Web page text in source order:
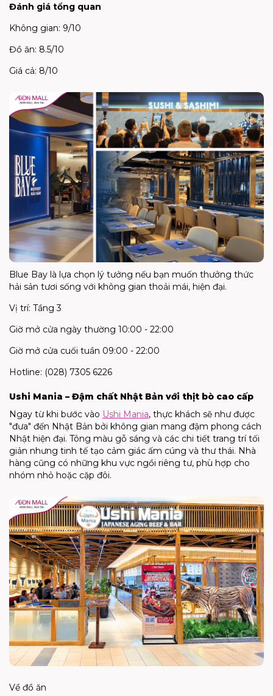
Đánh giá tổng quan
Không gian: 9/10
Đồ ăn: 8.5/10
Giá cả: 8/10
Blue Bay là lựa chọn lý tưởng nếu bạn muốn thưởng thức
hải sản tươi sống với không gian thoải mái, hiện đại.
Vị trí: Tầng 3
Giờ mở cửa ngày thường 10:00 - 22:00
Giờ mở cửa cuối tuần 09:00 - 22:00
Hotline: (028) 7305 6226
Ushi Mania – Đậm chất Nhật Bản với thịt bò cao cấp
Ngay từ khi bước vào Ushi Mania, thực khách sẽ như được
"đưa" đến Nhật Bản bởi không gian mang đậm phong cách
Nhật hiện đại. Tông màu gỗ sáng và các chi tiết trang trí tối
giản nhưng tinh tế tạo cảm giác ấm cúng và thư thái. Nhà
hàng cũng có những khu vực ngồi riêng tư, phù hợp cho
nhóm nhỏ hoặc cặp đôi.
Về đồ ăn